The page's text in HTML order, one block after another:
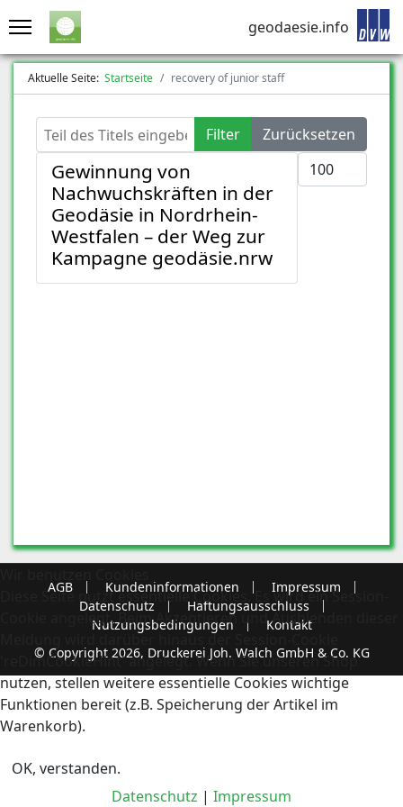
geodaesie.info
Aktuelle Seite: Startseite recovery of junior staff
Teil des Titels eingeben Filter
Zurücksetzen
Anzeige #
Gewinnung von
Nachwuchskräften in der
Geodäsie in Nordrhein-
Westfalen – der Weg zur
Kampagne geodäsie.nrw
AGB Kundeninformationen
Impressum
Datenschutz
Haftungsausschluss
Nutzungsbedingungen
Kontakt
© Copyright 2026, Druckerei Joh. Walch GmbH & Co. KG
Diese Seite nutzt essentielle Cookies. Es wird ein Session-
Cookie angelegt. Beim Akzeptieren und Ausblenden dieser
Meldung wird darüber hinaus der Session-Cookie
'reDimCookieHint' angelegt. Wenn Sie unseren Shop
nutzen, stellen weitere essentielle Cookies wichtige
Funktionen bereit (z.B. Speicherung der Artikel im
Warenkorb).
OK, verstanden.
Datenschutz | Impressum